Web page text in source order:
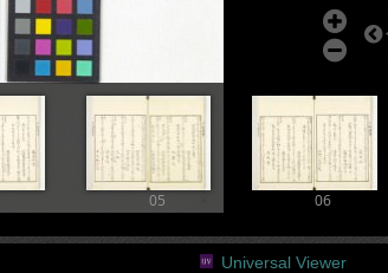
05 06
Universal Viewer